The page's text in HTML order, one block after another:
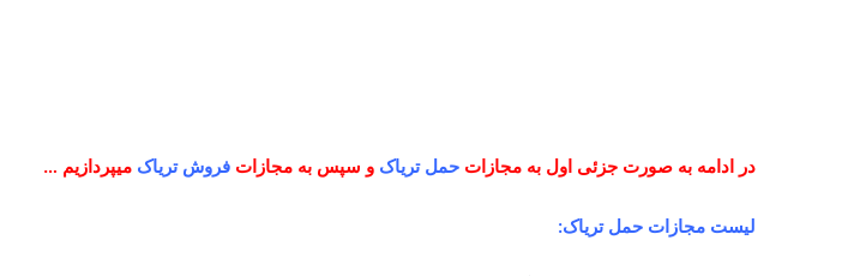
در ادامه به صورت جزئی اول به مجازات حمل تریاک و سپس به مجازات فروش تریاک میپردازیم …
لیست مجازات حمل تریاک: